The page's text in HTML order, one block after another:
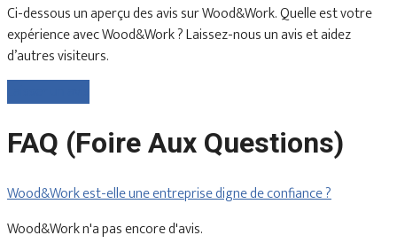
Ci-dessous un aperçu des avis sur Wood&Work. Quelle est votre
expérience avec Wood&Work ? Laissez-nous un avis et aidez
d’autres visiteurs.
FAQ (Foire Aux Questions)
Wood&Work est-elle une entreprise digne de confiance ?
Wood&Work n'a pas encore d'avis.